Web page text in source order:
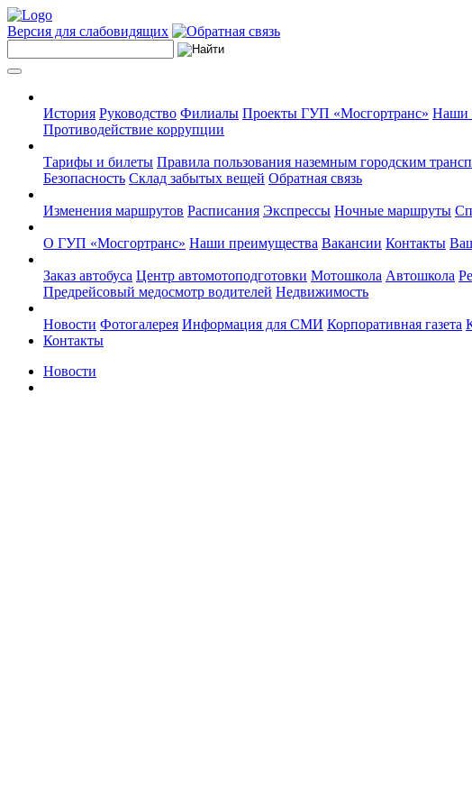
Версия для слабовидящих
История Руководство Филиалы Проекты ГУП «Мосгортранс» Наши
Противодействие коррупции
Тарифы и билеты Правила пользования наземным городским
Безопасность Склад забытых вещей Обратная связь
Изменения маршрутов Расписания Экспрессы Ночные маршруты
О ГУП «Мосгортранс» Наши преимущества Вакансии Контакты
Заказ автобуса Центр автомотоподготовки Мотошкола Автошкола
Предрейсовый медосмотр водителей Недвижимость
Новости Фотогалерея Информация для СМИ Корпоративная газета
Контакты
Новости